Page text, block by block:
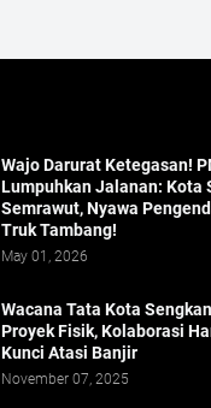
Wajo Darurat Ketegasan!
Lumpuhkan Jalanan: Kota
Semrawut, Nyawa
Truk Tambang!
May 01, 2026
​Wacana Tata Kota
Proyek Fisik, Kolaborasi
Kunci Atasi Banjir
November 07, 2025